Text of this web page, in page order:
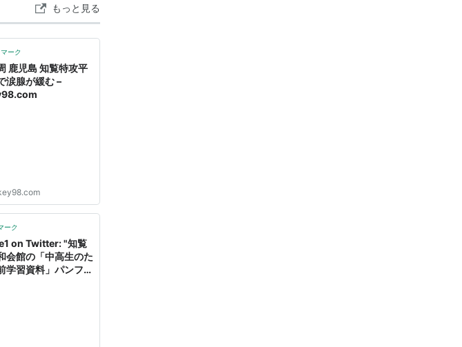
もっと見る
ーク
鹿児島 知覧特攻平
涙腺が緩む –
ーク
on Twitter: "知覧
会館の「中高生のた
学習資料」パンフレ